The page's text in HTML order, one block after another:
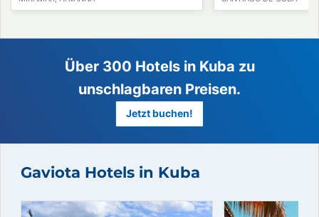
Gaviota Hotels in Kuba